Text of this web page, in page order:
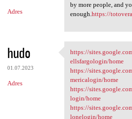
Adres
by more people, and
enough. https://
hudo
01.07.2023
Adres
https://
https://
ellsfargologin/home
https://
mericalogin/home
https://
login/home
https://
lonelogin/home